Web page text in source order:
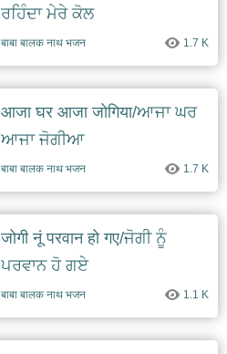
ਰਹਿੰਦਾ ਮੇਰੇ ਕੋਲ
बाबा बालक नाथ भजन 1.7 K
आजा घर आजा जोगिया/ਆਜਾ ਘਰ
ਆਜਾ ਜੋਗੀਆ
बाबा बालक नाथ भजन 1.7 K
जोगी नूं परवान हो गए/ਜੋਗੀ ਨੂੰ
ਪਰਵਾਨ ਹੋ ਗਏ
बाबा बालक नाथ भजन 1.1 K